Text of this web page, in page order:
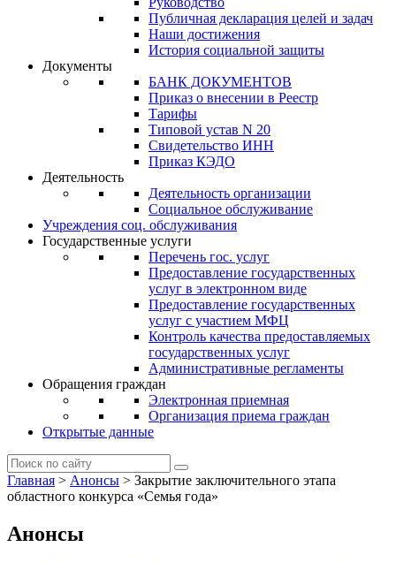
Публичная декларация целей и задач
Наши достижения
История социальной защиты
Документы
БАНК ДОКУМЕНТОВ
Приказ о внесении в Реестр
Тарифы
Типовой устав N 20
Свидетельство ИНН
Приказ КЭДО
Деятельность
Деятельность организации
Социальное обслуживание
Учреждения соц. обслуживания
Государственные услуги
Перечень гос. услуг
Предоставление государственных
услуг в электронном виде
Предоставление государственных
услуг с участием МФЦ
Контроль качества предоставляемых
государственных услуг
Административные регламенты
Обращения граждан
Электронная приемная
Организация приема граждан
Открытые данные
Главная > Анонсы > Закрытие заключительного этапа
областного конкурса «Семья года»
Анонсы